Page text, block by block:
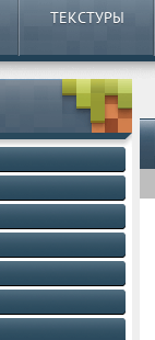
ТЕКСТУРЫ